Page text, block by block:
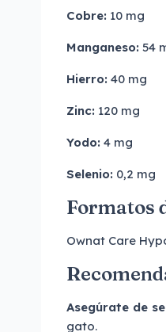
Cobre: 10 mg
Manganeso: 54
Hierro: 40 mg
Zinc: 120 mg
Yodo: 4 mg
Selenio: 0,2 mg
Formatos
Ownat Care
Asegúrate de
gato.